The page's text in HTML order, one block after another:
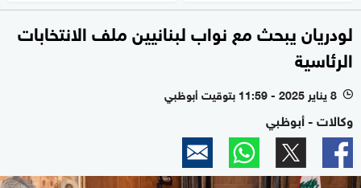
لودريان يبحث مع نواب لبنانيين ملف الانتخابات
الرئاسية
l 8 يناير 2025 - 11:59 بتوقيت أبوظبي
وكالات - أبوظبي